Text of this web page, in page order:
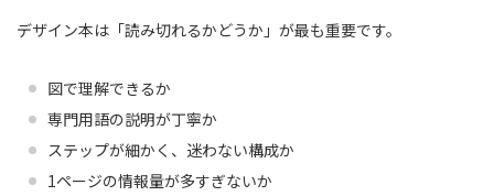
デザイン本は「読み切れるかどうか」が最も重要です。
図で理解できるか
専門用語の説明が丁寧か
ステップが細かく、迷わない構成か
1ページの情報量が多すぎないか